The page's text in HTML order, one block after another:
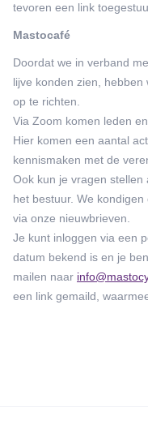
tevoren een link
Mastocafé
Doordat we in verband
lijve konden zien,
op te richten.
Via Zoom komen leden
Hier komen een aantal
kennismaken met de
Ook kun je vragen
het bestuur. We
via onze nieuwbrieven.
Je kunt inloggen via een
datum bekend is en je
mailen naar
een link gemaild,